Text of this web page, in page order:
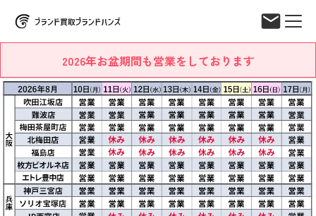
2026年お盆期間も営業をしております